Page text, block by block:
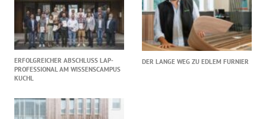
ERFOLGREICHER ABSCHLUSS LAP-
PROFESSIONAL AM WISSENSCAMPUS
KUCHL
DER LANGE WEG ZU EDLEM FURNIER